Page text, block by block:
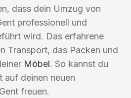
dass dein Umzug von
professionell und
wird. Das erfahrene
Transport, das Packen und
Möbel. So kannst du
auf deinen neuen
freuen.